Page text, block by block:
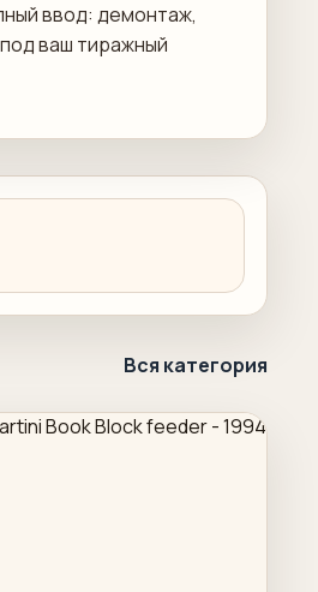
ввод: демонтаж,
ваш тиражный
Вся категория